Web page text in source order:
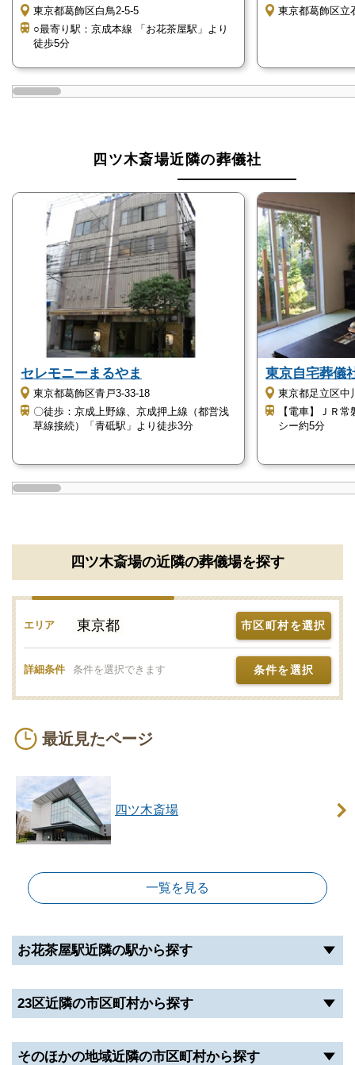
東京都葛飾区白鳥2-5-5
○最寄り駅：京成本線 「お花茶屋駅」より
徒歩5分
東京都葛飾区立
四ツ木斎場近隣の葬儀社
セレモニーまるやま
東京都葛飾区青戸3-33-18
〇徒歩：京成上野線、京成押上線（都営浅
草線接続）「青砥駅」より徒歩3分
東京自宅葬儀
東京都足立区中
【電車】ＪＲ
シー約5分
四ツ木斎場の近隣の葬儀場を探す
エリア 東京都 市区町村を選択
詳細条件 条件を選択できます 条件を選択
最近見たページ
四ツ木斎場
一覧を見る
お花茶屋駅近隣の駅から探す
23区近隣の市区町村から探す
そのほかの地域近隣の市区町村から探す